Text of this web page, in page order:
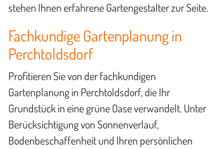
stehen Ihnen erfahrene Gartengestalter zur Seite.
Fachkundige Gartenplanung in
Perchtoldsdorf
Profitieren Sie von der fachkundigen
Gartenplanung in Perchtoldsdorf, die Ihr
Grundstück in eine grüne Oase verwandelt. Unter
Berücksichtigung von Sonnenverlauf,
Bodenbeschaffenheit und Ihren persönlichen